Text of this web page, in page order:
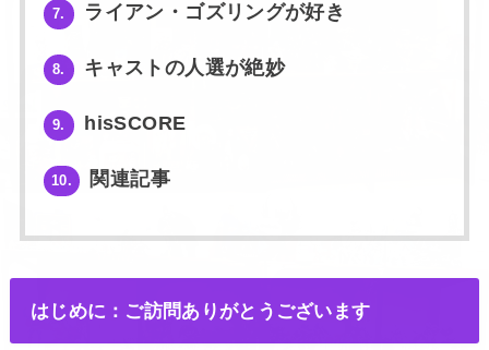
7. ライアン・ゴズリングが好き
8. キャストの人選が絶妙
9. hisSCORE
10. 関連記事
はじめに：ご訪問ありがとうございます